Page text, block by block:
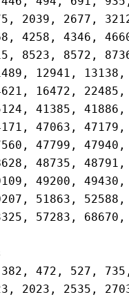
2039, 2677,
4258, 4346,
8523, 8572,
12941, 13138,
16472, 22485,
41385, 41886,
47063, 47179,
47799, 47940,
48735, 48791,
49200, 49430,
51863, 52588,
57283, 68670,
472, 527,
2023, 2535,